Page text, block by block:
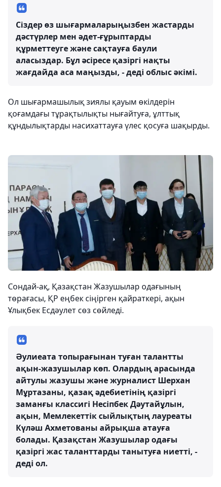
Сіздер өз шығармаларыңызбен жастарды
дәстүрлер мен әдет-ғұрыптарды
құрметтеуге және сақтауға баули
аласыздар. Бұл әсіресе қазіргі нақты
жағдайда аса маңызды, - деді облыс әкімі.
Ол шығармашылық зиялы қауым өкілдерін
қоғамдағы тұрақтылықты нығайтуға, ұлттық
құндылықтарды насихаттауға үлес қосуға шақырды.
Сондай-ақ, Қазақстан Жазушылар одағының
төрағасы, ҚР еңбек сіңірген қайраткері, ақын
Ұлықбек Есдәулет сөз сөйледі.
Әулиеата топырағынан туған талантты
ақын-жазушылар көп. Олардың арасында
айтулы жазушы және журналист Шерхан
Мұртазаны, қазақ әдебиетінің қазіргі
заманғы классигі Несіпбек Дәутайұлын,
ақын, Мемлекеттік сыйлықтың лауреаты
Күләш Ахметованы айрықша атауға
болады. Қазақстан Жазушылар одағы
қазіргі жас таланттарды танытуға ниетті, -
деді ол.